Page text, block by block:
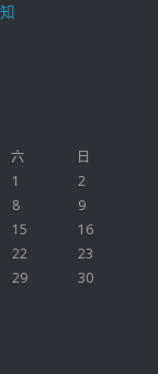
六
日
1
2
8
9
15
16
22
23
29
30